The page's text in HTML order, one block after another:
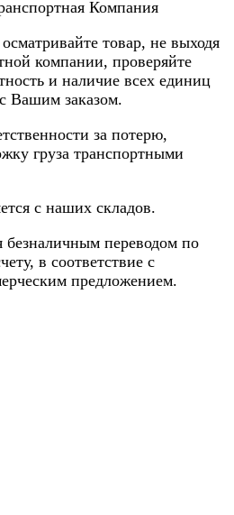
Компания
товар, не выходя
компании, проверяйте
и наличие всех единиц
Вашим заказом.
за потерю,
груза транспортными
с наших складов.
безналичным переводом по
в соответствие с
предложением.